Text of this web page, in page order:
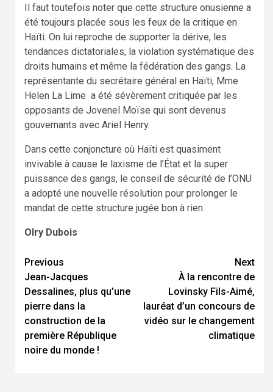
Il faut toutefois noter que cette structure onusienne a
été toujours placée sous les feux de la critique en
Haïti. On lui reproche de supporter la dérive, les
tendances dictatoriales, la violation systématique des
droits humains et même la fédération des gangs. La
représentante du secrétaire général en Haïti, Mme
Helen La Lime a été sévèrement critiquée par les
opposants de Jovenel Moïse qui sont devenus
gouvernants avec Ariel Henry.
Dans cette conjoncture où Haïti est quasiment
invivable à cause le laxisme de l’État et la super
puissance des gangs, le conseil de sécurité de l’ONU
a adopté une nouvelle résolution pour prolonger le
mandat de cette structure jugée bon à rien.
Olry Dubois
Continue
Reading
Previous
Jean-Jacques
Dessalines, plus qu’une
pierre dans la
construction de la
première République
noire du monde !
Next
À la rencontre de
Lovinsky Fils-Aimé,
lauréat d’un concours de
vidéo sur le changement
climatique